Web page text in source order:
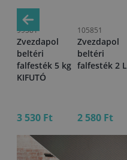
99581
Zvezdapol
beltéri
falfesték 5 kg
KIFUTÓ
3 530 Ft
105851
Zvezdapol
beltéri
falfesték 2 L
2 580 Ft